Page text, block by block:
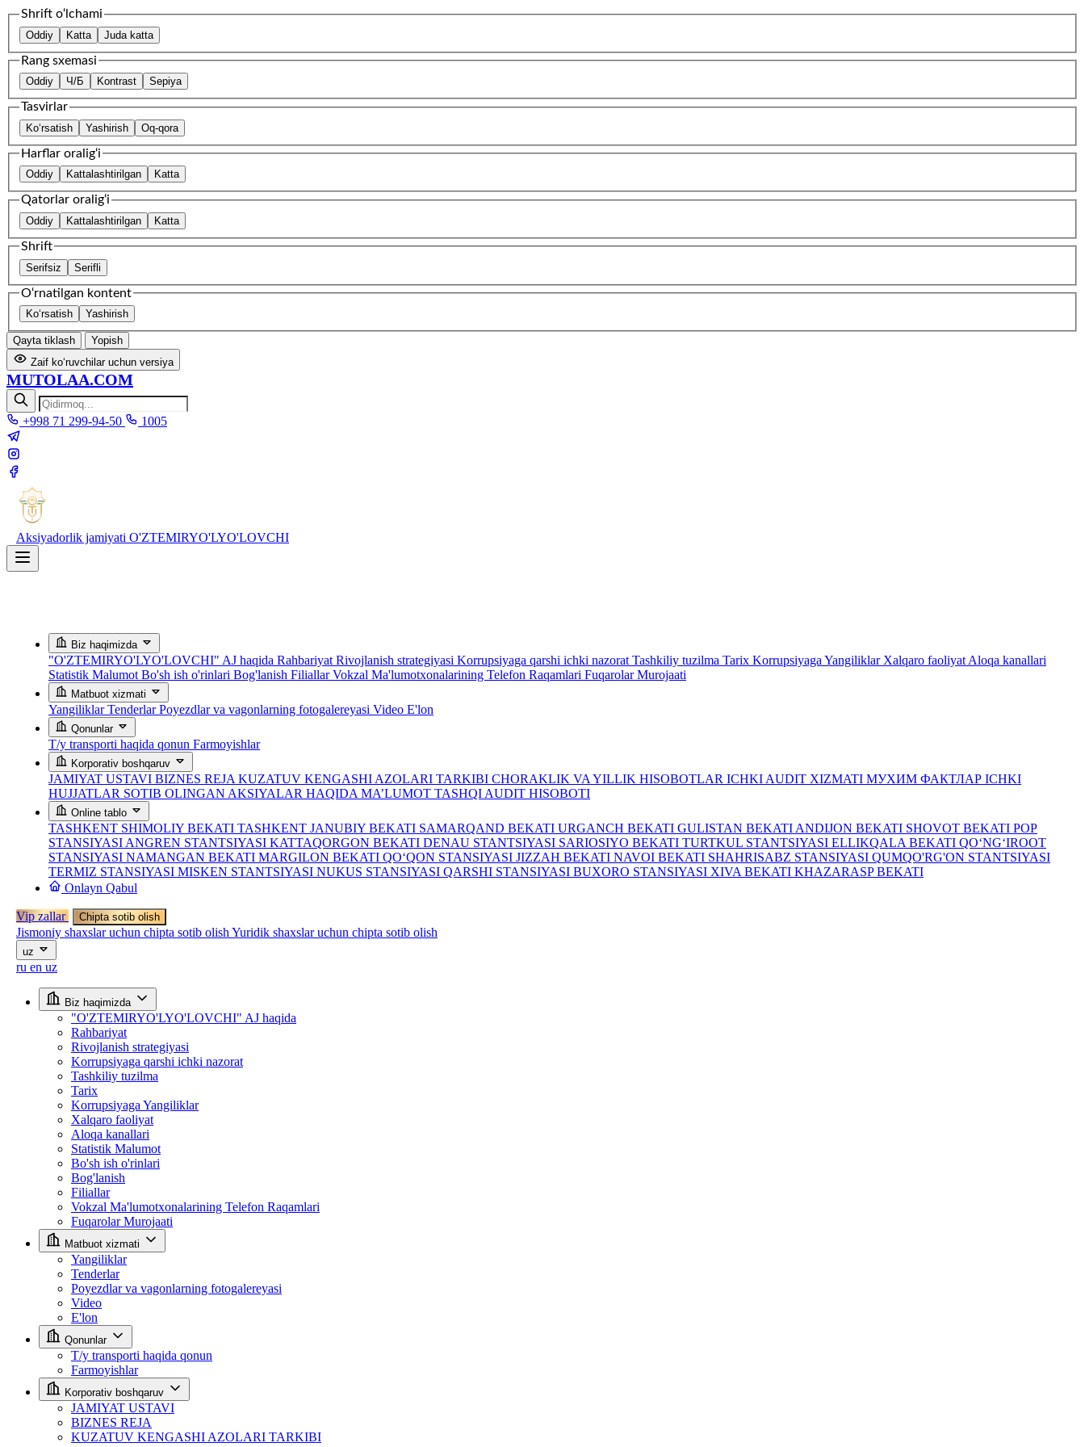
Shrift o‘lchami
Oddiy Katta Juda katta
Rang sxemasi
Oddiy Ч/Б Kontrast Sepiya
Tasvirlar
Ko‘rsatish Yashirish Oq-qora
Harflar oralig‘i
Oddiy Kattalashtirilgan Katta
Qatorlar oralig‘i
Oddiy Kattalashtirilgan Katta
Shrift
Serifsiz Serifli
O‘rnatilgan kontent
Ko‘rsatish Yashirish
Qayta tiklash
Yopish
Zaif ko‘ruvchilar uchun versiya
MUTOLAA.COM
+998 71 299-94-50 1005
Aksiyadorlik jamiyati O'ZTEMIRYO'LYO'LOVCHI
Biz haqimizda
"O'ZTEMIRYO'LYO'LOVCHI" AJ haqida Rahbariyat Rivojlanish strategiyasi Korrupsiyaga qarshi ichki nazorat Tashkiliy tuzilma Tarix Korrupsiyaga Yangiliklar Xalqaro faoliyat Aloqa kanallari
Statistik Malumot Bo'sh ish o'rinlari Bog'lanish FiliallarVokzal Ma'lumotxonalarining Telefon Raqamlari Fuqarolar Murojaati
Matbuot xizmati
YangiliklarTenderlarPoyezdlar va vagonlarning fotogalereyasi Video E'lon
Qonunlar
T/y transporti haqida qonun Farmoyishlar
Korporativ boshqaruv
JAMIYAT USTAVI BIZNES REJA KUZATUV KENGASHI AZOLARI TARKIBI CHORAKLIK VA YILLIK HISOBOTLAR ICHKI AUDIT XIZMATI МУХИМ ФАКТЛАР ICHKI
HUJJATLAR SOTIB OLINGAN AKSIYALAR HAQIDA MA’LUMOT TASHQI AUDIT HISOBOTI
Online tablo
TASHKENT SHIMOLIY BEKATI TASHKENT JANUBIY BEKATI SAMARQAND BEKATI URGANCH BEKATI GULISTAN BEKATI ANDIJON BEKATI SHOVOT BEKATI POP
STANSIYASI ANGREN STANTSIYASI KATTAQORGON BEKATI DENAU STANTSIYASI SARIOSIYO BEKATI TURTKUL STANTSIYASI ELLIKQALA BEKATI QO‘NG‘IROOT
STANSIYASI NAMANGAN BEKATI MARGILON BEKATI QO‘QON STANSIYASI JIZZAH BEKATI NAVOI BEKATI SHAHRISABZ STANSIYASI QUMQO'RG'ON STANTSIYASI
TERMIZ STANSIYASI MISKEN STANTSIYASI NUKUS STANSIYASI QARSHI STANSIYASI BUXORO STANSIYASI XIVA BEKATI KHAZARASP BEKATI
Onlayn Qabul
Vip zallar Chipta sotib olish
Jismoniy shaxslar uchun chipta sotib olish Yuridik shaxslar uchun chipta sotib olish
uz
ru en uz
Biz haqimizda
"O'ZTEMIRYO'LYO'LOVCHI" AJ haqida
Rahbariyat
Rivojlanish strategiyasi
Korrupsiyaga qarshi ichki nazorat
Tashkiliy tuzilma
Tarix
Korrupsiyaga Yangiliklar
Xalqaro faoliyat
Aloqa kanallari
Statistik Malumot
Bo'sh ish o'rinlari
Bog'lanish
Filiallar
Vokzal Ma'lumotxonalarining Telefon Raqamlari
Fuqarolar Murojaati
Matbuot xizmati
Yangiliklar
Tenderlar
Poyezdlar va vagonlarning fotogalereyasi
Video
E'lon
Qonunlar
T/y transporti haqida qonun
Farmoyishlar
Korporativ boshqaruv
JAMIYAT USTAVI
BIZNES REJA
KUZATUV KENGASHI AZOLARI TARKIBI